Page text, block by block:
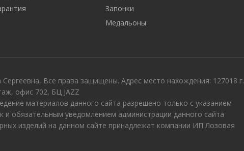
Запонки
Медальоны
Все права защищены. Адрес место нахождения: 127018 г.
офис 702, БЦ JAZZ
материалов данного сайта разрешено только с указанием
и обязательным уведомлением администрации данного сайта
изделий на данном сайте принадлежат компании ИП Лозовая